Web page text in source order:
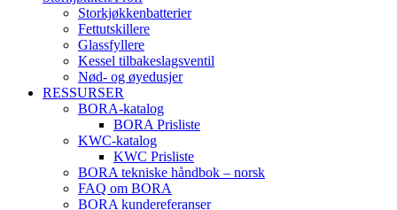
Storkjøkkenbatterier
Fettutskillere
Glassfyllere
Kessel tilbakeslagsventil
Nød- og øyedusjer
RESSURSER
BORA-katalog
BORA Prisliste
KWC-katalog
KWC Prisliste
BORA tekniske håndbok – norsk
FAQ om BORA
BORA kundereferanser